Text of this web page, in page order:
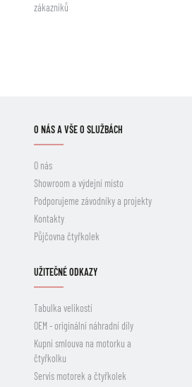
zákazníků
O NÁS A VŠE O SLUŽBÁCH
O nás
Showroom a výdejní místo
Podporujeme závodníky a projekty
Kontakty
Půjčovna čtyřkolek
UŽITEČNÉ ODKAZY
Tabulka velikostí
OEM - originální náhradní díly
Kupní smlouva na motorku a
čtyřkolku
Servis motorek a čtyřkolek